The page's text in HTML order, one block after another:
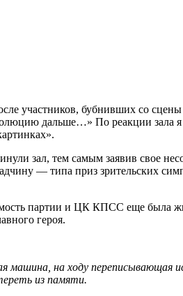
участников, бубнивших со
дальше…» По реакции зала
зал, тем самым заявив свое
— типа приз зрительских
партии и ЦК КПСС еще была
героя.
машина, на ходу переписывающая
из памяти.